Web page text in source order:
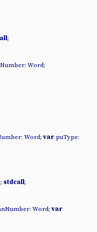
;
Word;
Word; var puType:
stdcall;
Word; var